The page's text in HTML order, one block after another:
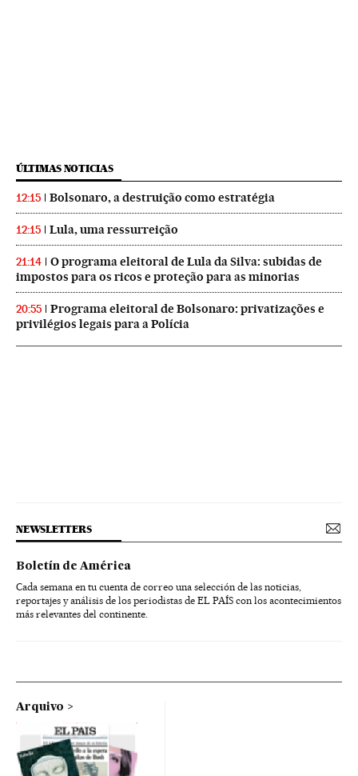
ÚLTIMAS NOTICIAS
12:15 Bolsonaro, a destruição como estratégia
12:15 Lula, uma ressurreição
21:14
O programa eleitoral de Lula da Silva: subidas de
impostos para os ricos e proteção para as minorias
20:55
Programa eleitoral de Bolsonaro: privatizações e
privilégios legais para a Polícia
NEWSLETTERS
Boletín de América
Cada semana en tu cuenta de correo una selección de las noticias,
reportajes y análisis de los periodistas de EL PAÍS con los acontecimientos
más relevantes del continente.
Arquivo